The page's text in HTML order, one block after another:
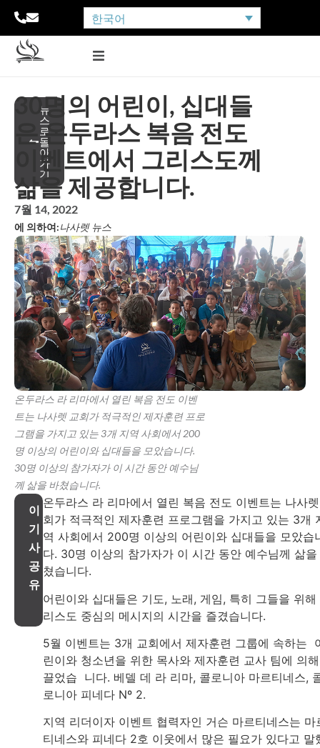
한국어
뉴
스
로
돌
아
가
기
30명의 어린이, 십대들
은 온두라스 복음 전도
이벤트에서 그리스도께
삶을 제공합니다.
7월 14, 2022
에 의하여:나사렛 뉴스
온두라스 라 리마에서 열린 복음 전도 이벤
트는 나사렛 교회가 적극적인 제자훈련 프로
그램을 가지고 있는 3개 지역 사회에서 200
명 이상의 어린이와 십대들을 모았습니다.
30명 이상의 참가자가 이 시간 동안 예수님
께 삶을 바쳤습니다.
이
기
사
공
유
온두라스 라 리마에서 열린 복음 전도 이벤트는 나사
회가 적극적인 제자훈련 프로그램을 가지고 있는 3개
역 사회에서 200명 이상의 어린이와 십대들을 모았습
다. 30명 이상의 참가자가 이 시간 동안 예수님께 삶을
쳤습니다.
어린이와 십대들은 기도, 노래, 게임, 특히 그들을 위해
리스도 중심의 메시지의 시간을 즐겼습니다.
5월 이벤트는 3개 교회에서 제자훈련 그룹에 속하는
린이와 청소년을 위한 목사와 제자훈련 교사 팀에 의
끌었습 니다. 베델 데 라 리마, 콜로니아 마르티네스,
로니아 피네다 Nº 2.
지역 리더이자 이벤트 협력자인 거슨 마르티네스는 마
티네스와 피네다 2호 이웃에서 많은 필요가 있다고 말